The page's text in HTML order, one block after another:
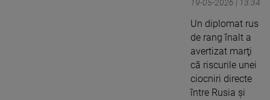
19-05-2026 | 13:34
Un diplomat rus
de rang înalt a
avertizat marţi
că riscurile unei
ciocniri directe
între Rusia şi